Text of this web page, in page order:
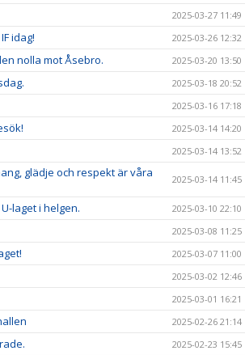
2025-03-27 11:49
idag! 2025-03-26 12:32
nolla mot Åsebro. 2025-03-20 13:50
2025-03-18 20:52
2025-03-16 17:18
2025-03-14 14:20
2025-03-14 13:52
glädje och respekt är våra
2025-03-14 11:45
laget i helgen. 2025-03-10 22:10
2025-03-08 11:25
2025-03-07 11:00
2025-03-02 12:46
2025-03-01 16:21
2025-02-26 21:14
2025-02-23 15:45